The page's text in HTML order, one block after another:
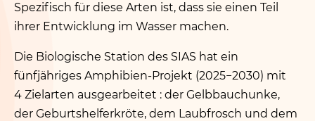
Spezifisch für diese Arten ist, dass sie einen Teil
ihrer Entwicklung im Wasser machen.
Die Biologische Station des SIAS hat ein
fünfjähriges Amphibien-Projekt (2025−2030) mit
4 Zielarten ausgearbeitet : der Gelbbauchunke,
der Geburtshelferkröte, dem Laubfrosch und dem